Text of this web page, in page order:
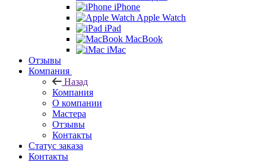
iPhone
Apple Watch
iPad
MacBook
iMac
Отзывы
Компания
Назад
Компания
О компании
Мастера
Отзывы
Контакты
Статус заказа
Контакты